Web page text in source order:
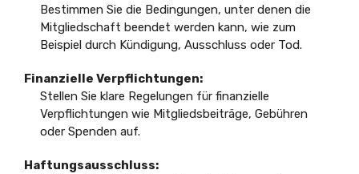
Bestimmen Sie die Bedingungen, unter denen die
Mitgliedschaft beendet werden kann, wie zum
Beispiel durch Kündigung, Ausschluss oder Tod.
Finanzielle Verpflichtungen:
Stellen Sie klare Regelungen für finanzielle
Verpflichtungen wie Mitgliedsbeiträge, Gebühren
oder Spenden auf.
Haftungsausschluss: